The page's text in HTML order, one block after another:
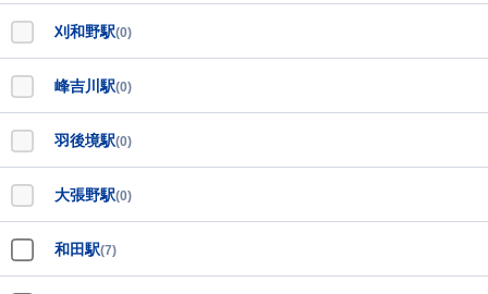
刈和野駅(0)
峰吉川駅(0)
羽後境駅(0)
大張野駅(0)
和田駅(7)